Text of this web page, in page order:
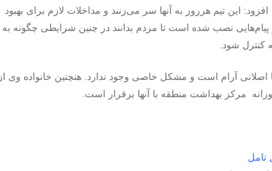
افزود: این تیم هرروز به آنها سر می‌زنند و مداخلات لازم برای بهبود
نصب شده‌ است تا مردم بدانند در چنین شرایطی چگونه به
کنترل شود.
آرام است و مشکل خاصی وجود ندارد. هنچنین خانواده وی از
مرکز بهداشت منطقه با آنها برقرار است.
تامل